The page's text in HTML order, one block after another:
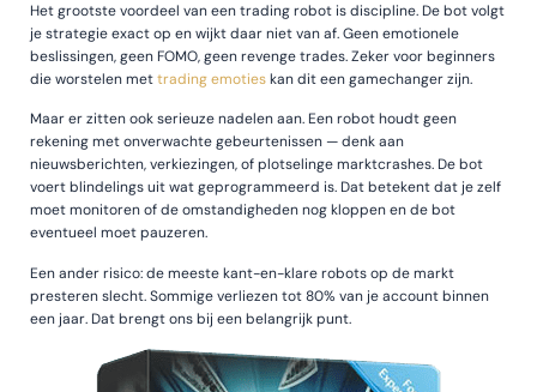
Het grootste voordeel van een trading robot is discipline. De bot volgt
je strategie exact op en wijkt daar niet van af. Geen emotionele
beslissingen, geen FOMO, geen revenge trades. Zeker voor beginners
die worstelen mettrading emotieskan dit een gamechanger zijn.
Maar er zitten ook serieuze nadelen aan. Een robot houdt geen
rekening met onverwachte gebeurtenissen — denk aan
nieuwsberichten, verkiezingen, of plotselinge marktcrashes. De bot
voert blindelings uit wat geprogrammeerd is. Dat betekent dat je zelf
moet monitoren of de omstandigheden nog kloppen en de bot
eventueel moet pauzeren.
Een ander risico: de meeste kant-en-klare robots op de markt
presteren slecht. Sommige verliezen tot 80% van je account binnen
een jaar. Dat brengt ons bij een belangrijk punt.